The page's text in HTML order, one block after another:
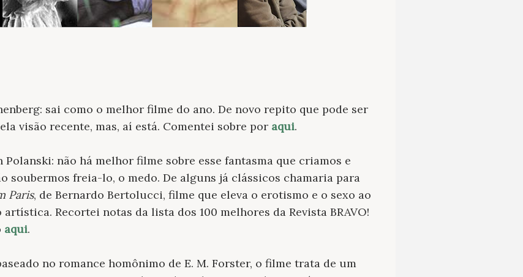
sai como o melhor filme do ano. De novo repito que pode ser
visão recente, mas, aí está. Comentei sobre por aqui.
Polanski: não há melhor filme sobre esse fantasma que criamos e
soubermos freia-lo, o medo. De alguns já clássicos chamaria para
Paris, de Bernardo Bertolucci, filme que eleva o erotismo e o sexo ao
artística. Recortei notas da lista dos 100 melhores da Revista BRAVO!
aqui.
no romance homônimo de E. M. Forster, o filme trata de um